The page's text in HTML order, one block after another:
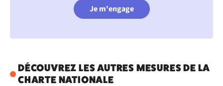
Je m'engage
DÉCOUVREZ LES AUTRES MESURES DE LA
CHARTE NATIONALE